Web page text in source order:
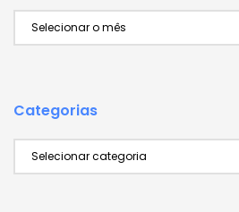
Categorias